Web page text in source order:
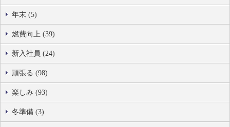
年末 (5)
燃費向上 (39)
新入社員 (24)
頑張る (98)
楽しみ (93)
冬準備 (3)